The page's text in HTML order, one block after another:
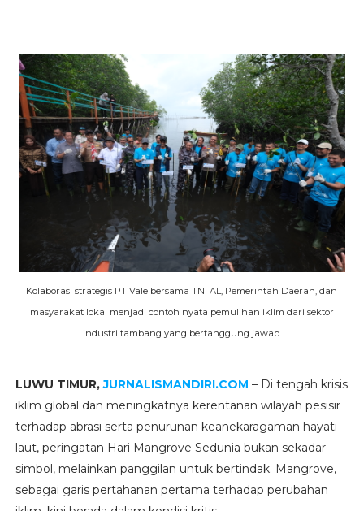
Kolaborasi strategis PT Vale bersama TNI AL, Pemerintah Daerah, dan
masyarakat lokal menjadi contoh nyata pemulihan iklim dari sektor
industri tambang yang bertanggung jawab.
LUWU TIMUR,JURNALISMANDIRI.COM – Di tengah krisis
iklim global dan meningkatnya kerentanan wilayah pesisir
terhadap abrasi serta penurunan keanekaragaman hayati
laut, peringatan Hari Mangrove Sedunia bukan sekadar
simbol, melainkan panggilan untuk bertindak. Mangrove,
sebagai garis pertahanan pertama terhadap perubahan